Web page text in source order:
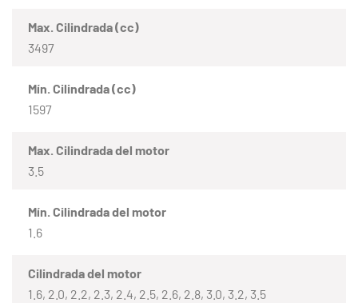
Max. Cilindrada (cc)
3497
Mín. Cilindrada (cc)
1597
Max. Cilindrada del motor
3.5
Mín. Cilindrada del motor
1.6
Cilindrada del motor
1.6, 2.0, 2.2, 2.3, 2.4, 2.5, 2.6, 2.8, 3.0, 3.2, 3.5